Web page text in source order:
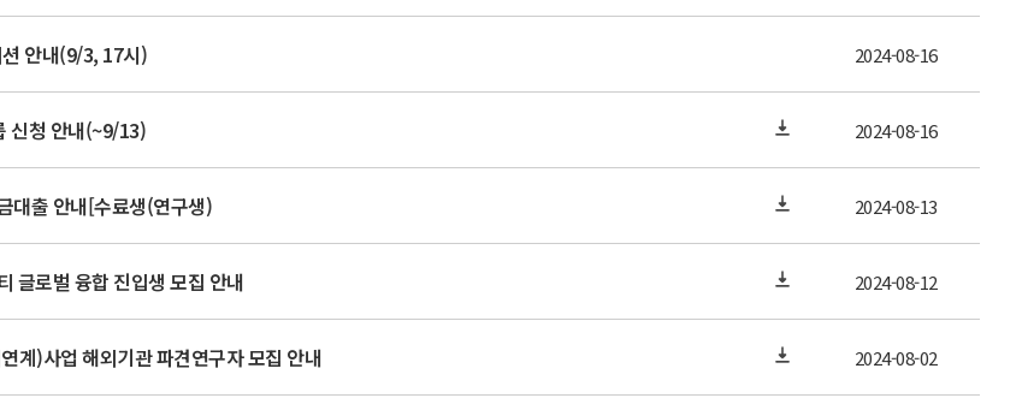
안내(9/3, 17시) 2024-08-16
신청 안내(~9/13) 2024-08-16
대출 안내[수료생(연구생) 2024-08-13
글로벌 융합 진입생 모집 안내 2024-08-12
계)사업 해외기관 파견연구자 모집 안내 2024-08-02